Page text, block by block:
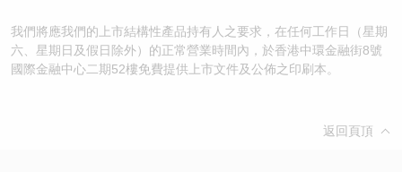
我們將應我們的上市結構性產品持有人之要求，在任何工作日（星期
六、星期日及假日除外）的正常營業時間內，於香港中環金融街8號
國際金融中心二期52樓免費提供上市文件及公佈之印刷本。
返回頁頂